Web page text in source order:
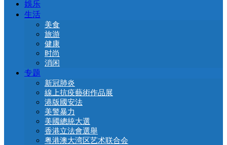
娛乐
生活
美食
旅游
健康
时尚
消闲
专题
新冠肺炎
線上抗疫藝術作品展
港版國安法
美警暴力
美國總統大選
香港立法會選舉
粤港澳大湾区艺术联合会